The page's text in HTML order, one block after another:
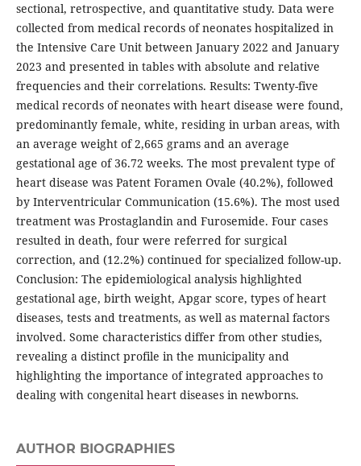
sectional, retrospective, and quantitative study. Data were
collected from medical records of neonates hospitalized in
the Intensive Care Unit between January 2022 and January
2023 and presented in tables with absolute and relative
frequencies and their correlations. Results: Twenty-five
medical records of neonates with heart disease were found,
predominantly female, white, residing in urban areas, with
an average weight of 2,665 grams and an average
gestational age of 36.72 weeks. The most prevalent type of
heart disease was Patent Foramen Ovale (40.2%), followed
by Interventricular Communication (15.6%). The most used
treatment was Prostaglandin and Furosemide. Four cases
resulted in death, four were referred for surgical
correction, and (12.2%) continued for specialized follow-up.
Conclusion: The epidemiological analysis highlighted
gestational age, birth weight, Apgar score, types of heart
diseases, tests and treatments, as well as maternal factors
involved. Some characteristics differ from other studies,
revealing a distinct profile in the municipality and
highlighting the importance of integrated approaches to
dealing with congenital heart diseases in newborns.
AUTHOR BIOGRAPHIES